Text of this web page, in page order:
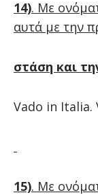
14). Με
αυτά με την
στάση και
Vado in Italia.
15). Με